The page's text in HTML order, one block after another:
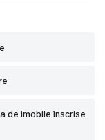
de imobile înscrise